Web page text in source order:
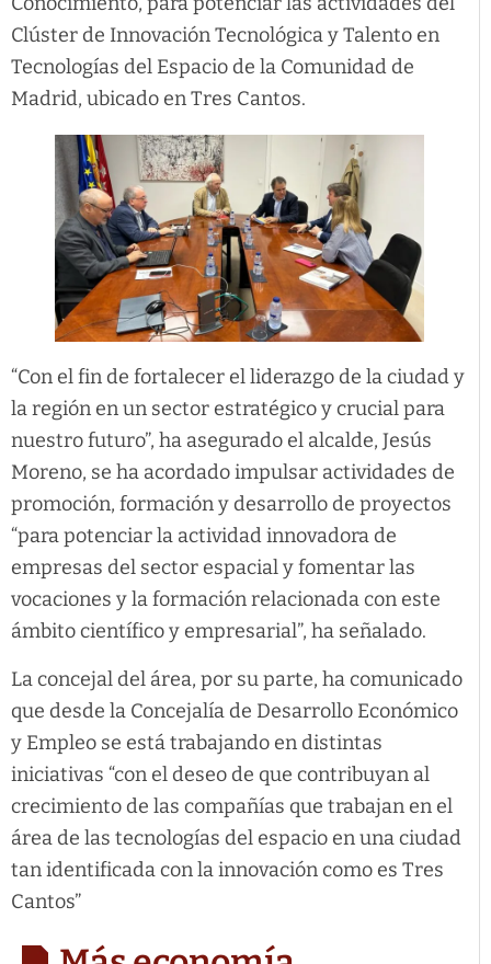
Clúster de Innovación Tecnológica y Talento en
Tecnologías del Espacio de la Comunidad de
Madrid, ubicado en Tres Cantos.
“Con el fin de fortalecer el liderazgo de la ciudad y
la región en un sector estratégico y crucial para
nuestro futuro”, ha asegurado el alcalde, Jesús
Moreno, se ha acordado impulsar actividades de
promoción, formación y desarrollo de proyectos
“para potenciar la actividad innovadora de
empresas del sector espacial y fomentar las
vocaciones y la formación relacionada con este
ámbito científico y empresarial”, ha señalado.
La concejal del área, por su parte, ha comunicado
que desde la Concejalía de Desarrollo Económico
y Empleo se está trabajando en distintas
iniciativas “con el deseo de que contribuyan al
crecimiento de las compañías que trabajan en el
área de las tecnologías del espacio en una ciudad
tan identificada con la innovación como es Tres
Cantos”